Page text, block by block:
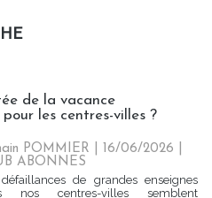
de la vacance
les centres-villes ?
POMMIER | 16/06/2026
ABONNES
de grandes enseignes
nos centres-villes semblent